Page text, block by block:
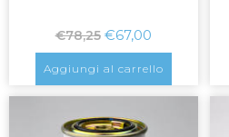
€78,25 €67,00
Aggiungi al carrello